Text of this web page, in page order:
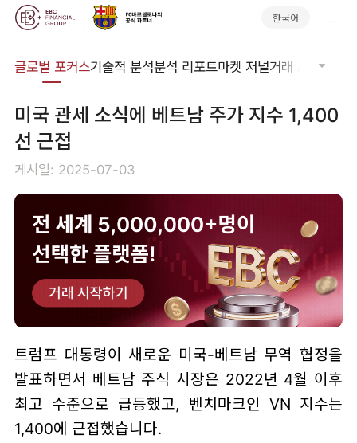
한국어
글로벌 포커스기술적 분석분석 리포트마켓 저널거래 소프트웨어
미국 관세 소식에 베트남 주가 지수 1,400
선 근접
게시일: 2025-07-03
트럼프 대통령이 새로운 미국-베트남 무역 협정을
발표하면서 베트남 주식 시장은 2022년 4월 이후
최고 수준으로 급등했고, 벤치마크인 VN 지수는
1,400에 근접했습니다.